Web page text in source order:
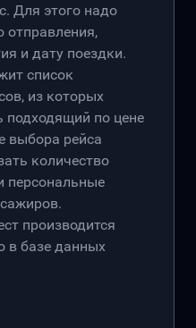
Для этого надо
отправления,
и дату поездки.
список
из которых
подходящий по цене
выбора рейса
количество
персональные
производится
в базе данных